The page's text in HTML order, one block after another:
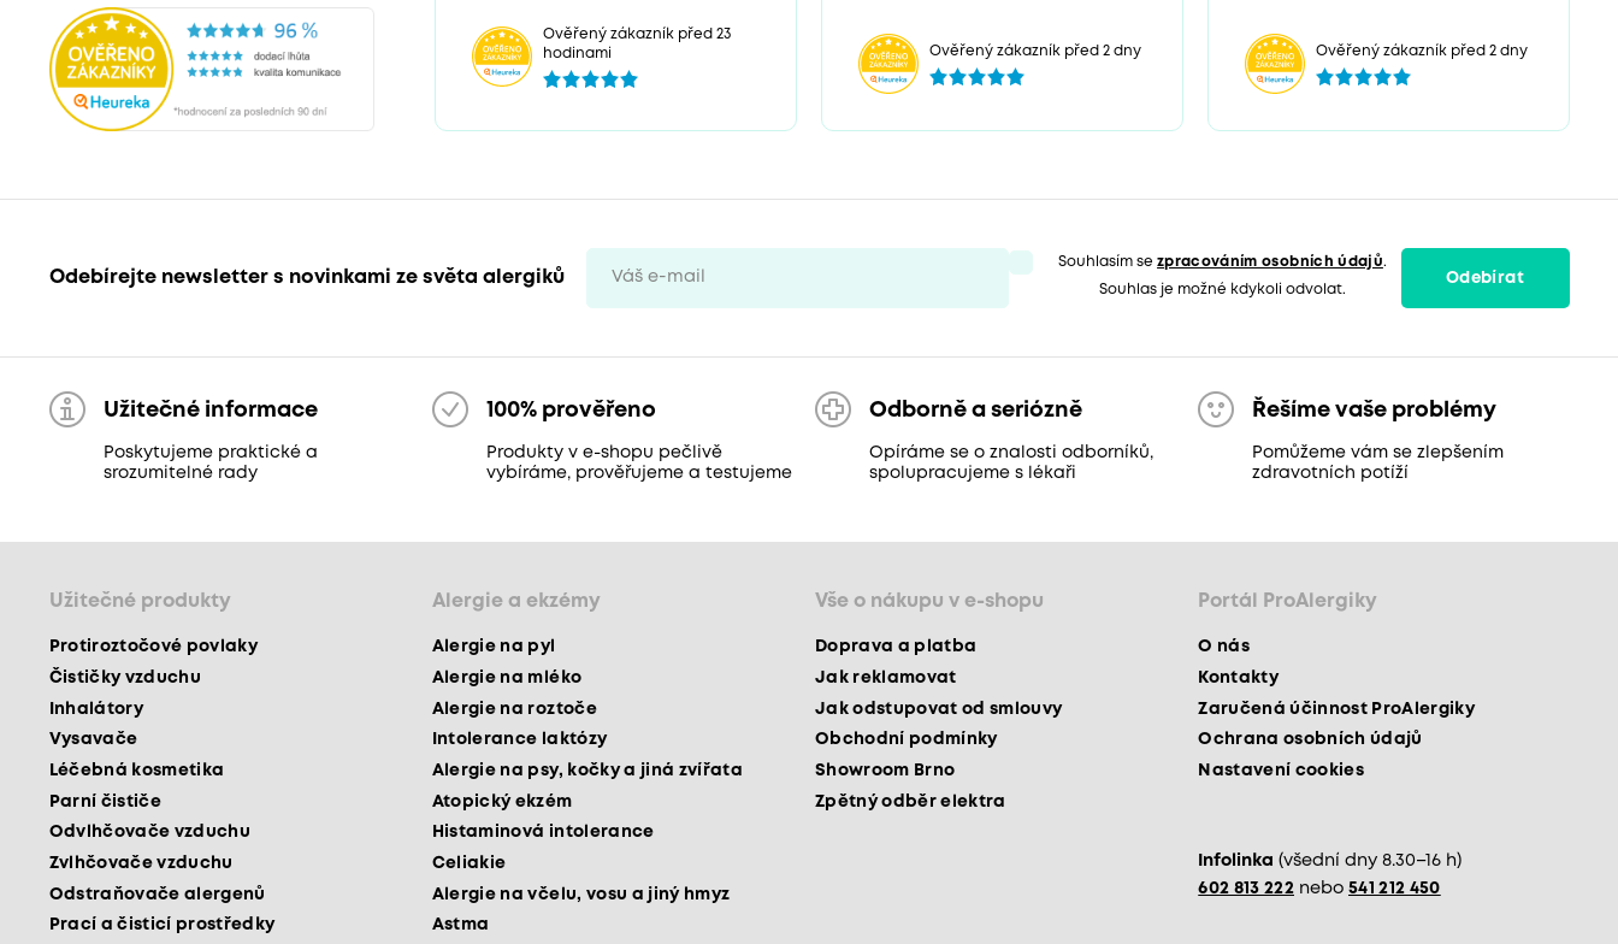
Ověřený zákazník před 23
hodinami
Ověřený zákazník před 2 dny Ověřený zákazník před 2 dny
Odebírejte newsletter s novinkami ze světa alergiků
Souhlasím sezpracováním osobních údajů.
Souhlas je možné kdykoli odvolat.
Odebírat
Užitečné informace
Poskytujeme praktické a
srozumitelné rady
100% prověřeno
Produkty v e-shopu pečlivě
vybíráme, prověřujeme a testujeme
Odborně a seriózně
Opíráme se o znalosti odborníků,
spolupracujeme s lékaři
Řešíme vaše problémy
Pomůžeme vám se zlepšením
zdravotních potíží
Užitečné produkty
Protiroztočové povlaky
Čističky vzduchu
Inhalátory
Vysavače
Léčebná kosmetika
Parní čističe
Odvlhčovače vzduchu
Zvlhčovače vzduchu
Odstraňovače alergenů
Prací a čisticí prostředky
Alergie a ekzémy
Alergie na pyl
Alergie na mléko
Alergie na roztoče
Intolerance laktózy
Alergie na psy, kočky a jiná zvířata
Atopický ekzém
Histaminová intolerance
Celiakie
Alergie na včelu, vosu a jiný hmyz
Astma
Vše o nákupu v e-shopu
Doprava a platba
Jak reklamovat
Jak odstupovat od smlouvy
Obchodní podmínky
Showroom Brno
Zpětný odběr elektra
Portál ProAlergiky
O nás
Kontakty
Zaručená účinnost ProAlergiky
Ochrana osobních údajů
Nastavení cookies
Infolinka (všední dny 8.30–16 h)
602 813 222 nebo 541 212 450